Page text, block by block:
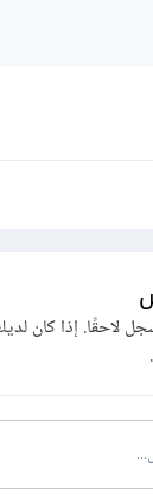
لاحقًا. إذا كان